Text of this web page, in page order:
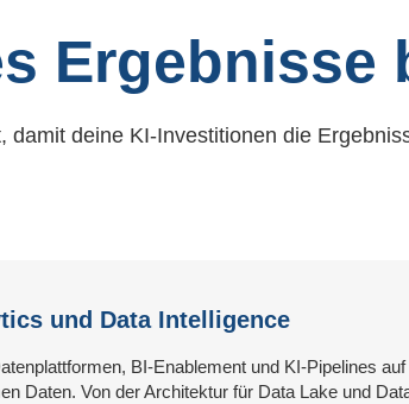
Ergebnisse
deine KI-Investitionen die
und Data Intelligence
BI-Enablement und KI-Pipelines
Daten. Von der Architektur für Data Lake und